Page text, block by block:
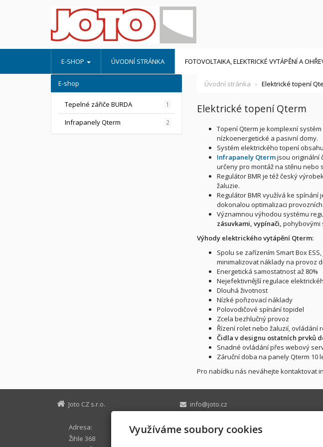
E-SHOP ÚVODNÍ STRÁNKA FOTOVOLTAIKA, ELEKTRICKÉ VYTÁPĚNÍ A
Úvodní stránka Elektrické topení
Elektrické topení Qterm
Topení Qterm je komplexní
nízkoenergetické a pasivní domy.
Systém elektrického topení
Infrapanely Qtermjsou originální
určeny pro montáž na stěnu nebo
Regulátor BMR je též český
žaluzie.
Regulátor BMR využívá ke
dokonalou optimalizaci
Významnou výhodou systému
zásuvkami, vypínači, pohybovými
Výhody elektrického vytápění Qterm:
Spolu se zařízením Smart Box
minimalizovat náklady na provoz
Energetická samostatnost až 80%
Nejefektivnější regulace
Dlouhá životnost
Nízké pořizovací náklady
Polovodičové spínání topidel
Zcela bezhlučný provoz
Řízení rolet nebo žaluzií, ovládání
Čidla v designu ostatních prvků
Snadné ovládání přes webový
Záruční doba na panely Qterm 10
Pro nabídku nás neváhejte kontaktovat
E-shop
Tepelné zářiče BURDA 1
Infrapanely Qterm 2
Joto CZ s.r.o.
Adresa:
Žihle 368
info@joto.cz
Využíváme soubory cookies